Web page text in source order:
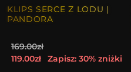
KLIPS SERCE Z LODU |
PANDORA
169.00zł
119.00zł
Zapisz: 30% zniżki